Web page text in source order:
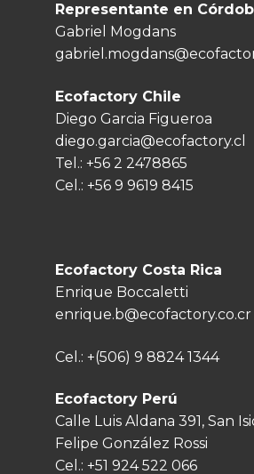
Representante en
Gabriel Mogdans
Ecofactory Chile
Diego Garcia Figueroa
diego.garcia@ecofactory.cl
Tel.:+56 2 2478865
Cel.:+56 9 9619 8415
Ecofactory Costa Rica
Enrique Boccaletti
enrique.b@ecofactory.co.cr
Cel.:+(506) 9 8824 1344
Ecofactory Perú
Calle Luis Aldana 391, San
Felipe González Rossi
Cel.:+51 924 522 066